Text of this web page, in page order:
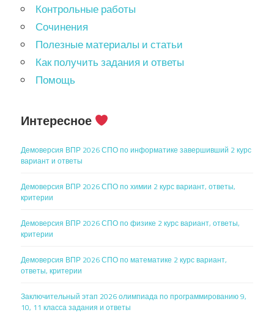
Контрольные работы
Сочинения
Полезные материалы и статьи
Как получить задания и ответы
Помощь
Интересное
Демоверсия ВПР 2026 СПО по информатике завершивший 2 курс
вариант и ответы
Демоверсия ВПР 2026 СПО по химии 2 курс вариант, ответы,
критерии
Демоверсия ВПР 2026 СПО по физике 2 курс вариант, ответы,
критерии
Демоверсия ВПР 2026 СПО по математике 2 курс вариант,
ответы, критерии
Заключительный этап 2026 олимпиада по программированию 9,
10, 11 класса задания и ответы